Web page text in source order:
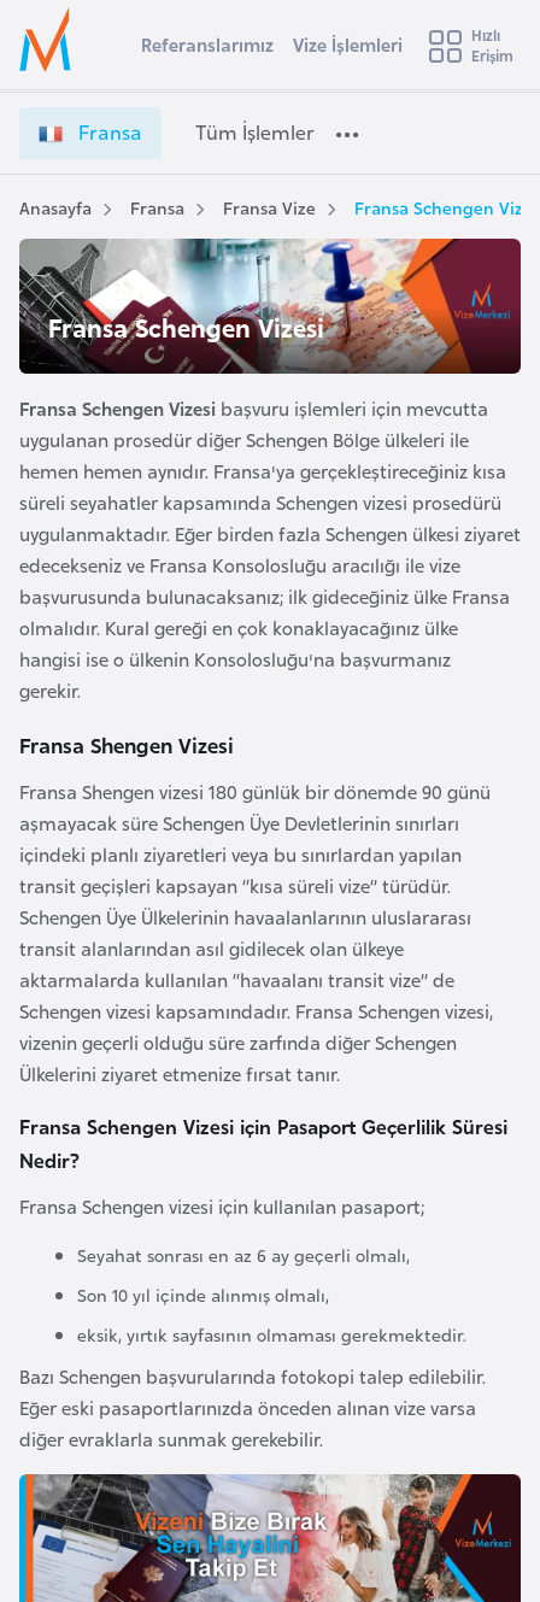
Ülke Seçimi
Başvuru yapmak istediğiniz ülkeyi seçin
Üye
Girişi
r
n
s
a
V
z
e
İ
ş
l
e
m
e
r
e
t
i
Referanslarımız Vize İşlemleri
Hızlı
Erişim
Fransa Tüm İşlemler
Anasayfa Fransa Fransa Vize Fransa Schengen
Fransa Schengen Vizesi
Fransa Schengen Vizesi başvuru işlemleri için mevcutta
uygulanan prosedür diğer Schengen Bölge ülkeleri ile
hemen hemen aynıdır. Fransa'ya gerçekleştireceğiniz kısa
süreli seyahatler kapsamında Schengen vizesi prosedürü
uygulanmaktadır. Eğer birden fazla Schengen ülkesi ziyaret
edecekseniz ve Fransa Konsolosluğu aracılığı ile vize
başvurusunda bulunacaksanız; ilk gideceğiniz ülke Fransa
olmalıdır. Kural gereği en çok konaklayacağınız ülke
hangisi ise o ülkenin Konsolosluğu'na başvurmanız
gerekir.
Fransa Shengen Vizesi
Fransa Shengen vizesi 180 günlük bir dönemde 90 günü
aşmayacak süre Schengen Üye Devletlerinin sınırları
içindeki planlı ziyaretleri veya bu sınırlardan yapılan
transit geçişleri kapsayan “kısa süreli vize” türüdür.
Schengen Üye Ülkelerinin havaalanlarının uluslararası
transit alanlarından asıl gidilecek olan ülkeye
aktarmalarda kullanılan “havaalanı transit vize” de
Schengen vizesi kapsamındadır. Fransa Schengen vizesi,
vizenin geçerli olduğu süre zarfında diğer Schengen
Ülkelerini ziyaret etmenize fırsat tanır.
Fransa Schengen Vizesi için Pasaport Geçerlilik Süresi
Nedir?
Fransa Schengen vizesi için kullanılan pasaport;
Seyahat sonrası en az 6 ay geçerli olmalı,
Son 10 yıl içinde alınmış olmalı,
eksik, yırtık sayfasının olmaması gerekmektedir.
Bazı Schengen başvurularında fotokopi talep edilebilir.
Eğer eski pasaportlarınızda önceden alınan vize varsa
diğer evraklarla sunmak gerekebilir.
s
t
r
a
A
v
u
t
u
r
y
a
A
z
e
b
y
c
a
n
B
a
h
r
y
n
a
d
e
ş
B
e